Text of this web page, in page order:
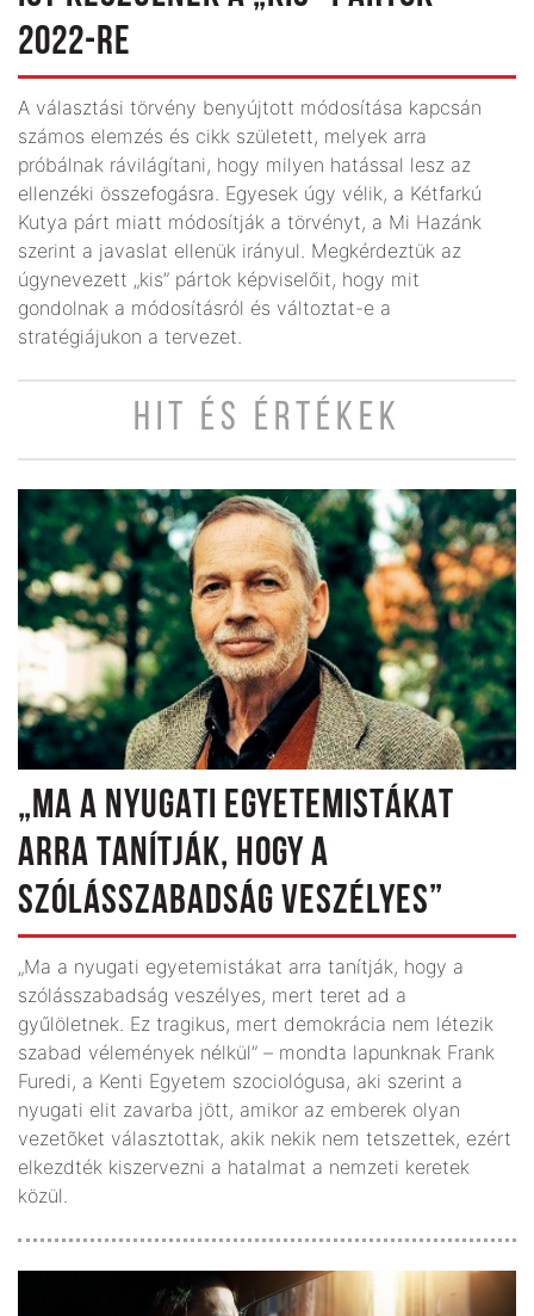
2022-RE
A választási törvény benyújtott módosítása kapcsán
számos elemzés és cikk született, melyek arra
próbálnak rávilágítani, hogy milyen hatással lesz az
ellenzéki összefogásra. Egyesek úgy vélik, a Kétfarkú
Kutya párt miatt módosítják a törvényt, a Mi Hazánk
szerint a javaslat ellenük irányul. Megkérdeztük az
úgynevezett „kis” pártok képviselőit, hogy mit
gondolnak a módosításról és változtat-e a
stratégiájukon a tervezet.
HIT ÉS ÉRTÉKEK
„MA A NYUGATI EGYETEMISTÁKAT
ARRA TANÍTJÁK, HOGY A
SZÓLÁSSZABADSÁG VESZÉLYES”
„Ma a nyugati egyetemistákat arra tanítják, hogy a
szólásszabadság veszélyes, mert teret ad a
gyűlöletnek. Ez tragikus, mert demokrácia nem létezik
szabad vélemények nélkül” – mondta lapunknak Frank
Furedi, a Kenti Egyetem szociológusa, aki szerint a
nyugati elit zavarba jött, amikor az emberek olyan
vezetõket választottak, akik nekik nem tetszettek, ezért
elkezdték kiszervezni a hatalmat a nemzeti keretek
közül.